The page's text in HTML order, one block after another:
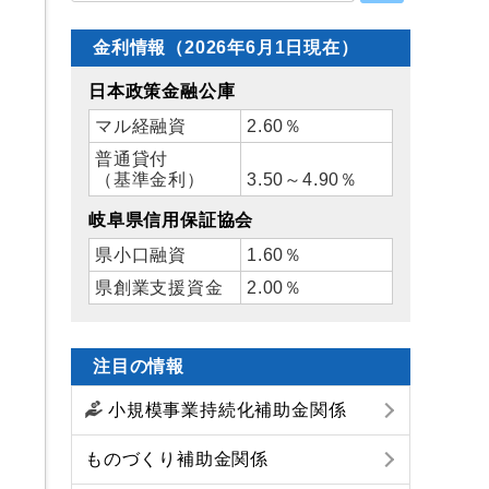
金利情報（2026年6月1日現在）
日本政策金融公庫
マル経融資
2.60％
普通貸付
（基準金利）
3.50～4.90％
岐阜県信用保証協会
県小口融資
1.60％
県創業支援資金
2.00％
注目の情報
小規模事業持続化補助金関係
ものづくり補助金関係